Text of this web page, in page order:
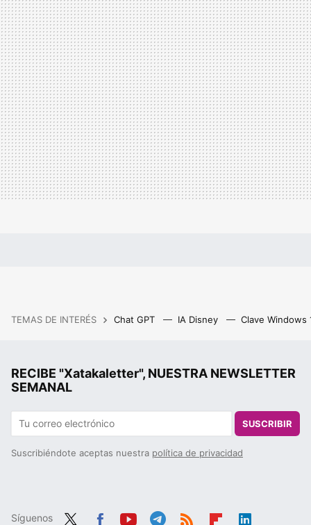
TEMAS DE INTERÉS Chat GPT IA Disney Clave Windows
RECIBE "Xatakaletter", NUESTRA NEWSLETTER
SEMANAL
SUSCRIBIR
Suscribiéndote aceptas nuestra política de privacidad
Síguenos